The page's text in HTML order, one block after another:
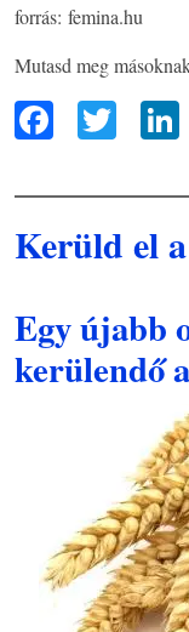
forrás: femina.hu
Mutasd meg
ac
eb
oo
k
T
wi
tt
er
Kerüld el
Egy újabb
kerülendő